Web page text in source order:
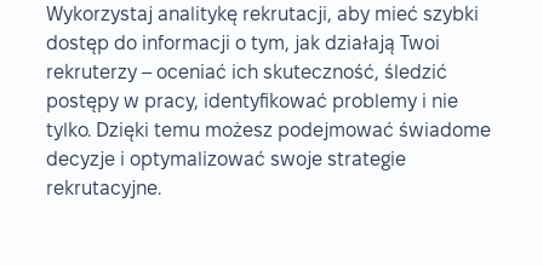
Wykorzystaj analitykę rekrutacji, aby mieć szybki
dostęp do informacji o tym, jak działają Twoi
rekruterzy – oceniać ich skuteczność, śledzić
postępy w pracy, identyfikować problemy i nie
tylko. Dzięki temu możesz podejmować świadome
decyzje i optymalizować swoje strategie
rekrutacyjne.